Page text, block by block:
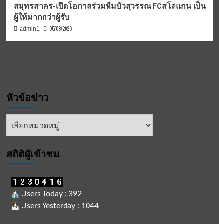
สมุทรสาคร-เปิดโอกาสร่วมทีมบัวสุวรรณ FCสโลแกน เป็น
ผู้ให้มากกว่าผู้รับ
admin1 05/08/2026
หัวข้อข่าว
หัวข้อ
สถิติผูัเข้าชม
Users Today : 392
Users Yesterday : 1044